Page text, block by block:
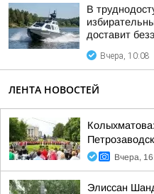
В
доставит
Вчера, 10:08
ЛЕНТА НОВОСТЕЙ
Вчера,
Элиссан